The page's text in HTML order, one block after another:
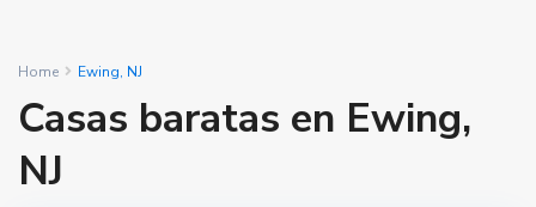
Home Ewing, NJ
Casas baratas en Ewing,
NJ